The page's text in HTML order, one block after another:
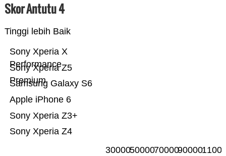
Skor Antutu 4
Tinggi lebih Baik
Sony Xperia Z4
Sony Xperia Z3+
Apple iPhone 6
Samsung Galaxy S6
Sony Xperia Z5
Premium
Sony Xperia X
Performance
30000500007000090000